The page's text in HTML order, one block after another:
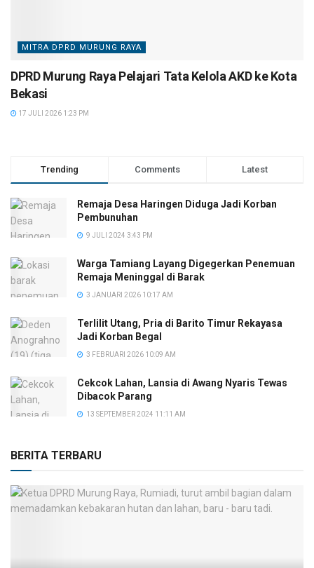
MITRA DPRD MURUNG RAYA
DPRD Murung Raya Pelajari Tata Kelola AKD ke Kota
Bekasi
17 JULI 2026 1:23 PM
Trending Comments Latest
Remaja Desa Haringen Diduga Jadi Korban
Pembunuhan
9 JULI 2024 3:43 PM
Warga Tamiang Layang Digegerkan Penemuan
Remaja Meninggal di Barak
3 JANUARI 2026 10:17 AM
Terlilit Utang, Pria di Barito Timur Rekayasa
Jadi Korban Begal
3 FEBRUARI 2026 10:09 AM
Cekcok Lahan, Lansia di Awang Nyaris Tewas
Dibacok Parang
13 SEPTEMBER 2024 11:11 AM
BERITA TERBARU